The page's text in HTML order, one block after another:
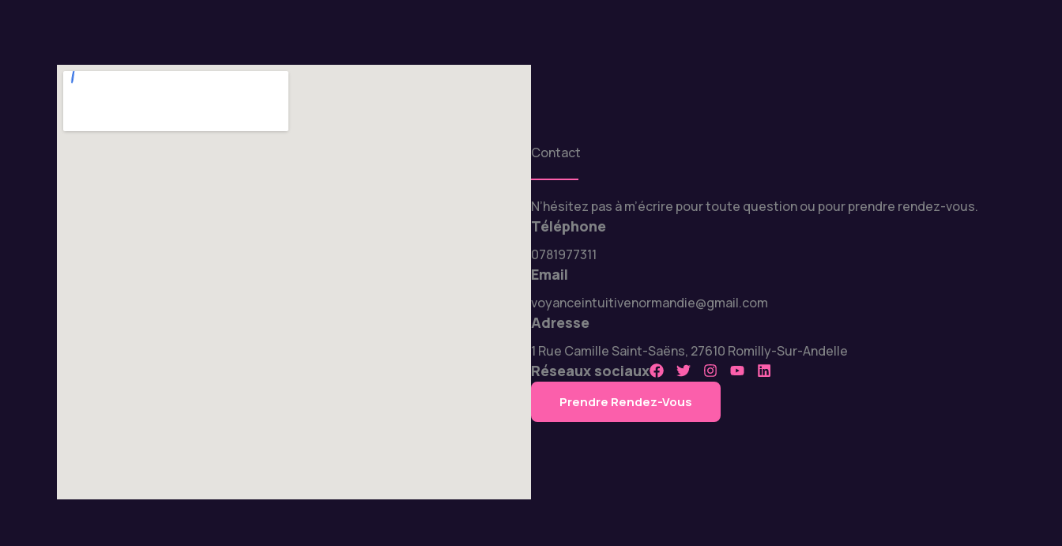
Contact
N’hésitez pas à m’écrire pour toute question ou pour prendre rendez-vous.
Téléphone
0781977311
Email
voyanceintuitivenormandie@gmail.com
Adresse
1 Rue Camille Saint-Saëns, 27610 Romilly-Sur-Andelle
Réseaux sociaux
Prendre Rendez-Vous